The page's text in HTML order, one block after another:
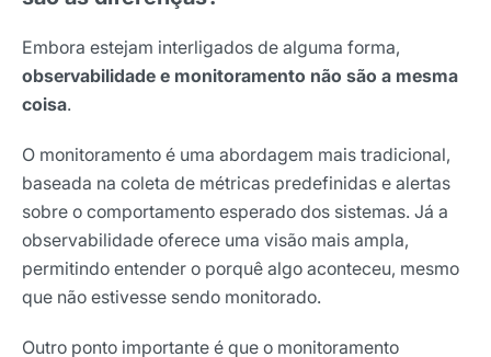
Embora estejam interligados de alguma forma,
observabilidade e monitoramento não são a mesma
coisa.
O monitoramento é uma abordagem mais tradicional,
baseada na coleta de métricas predefinidas e alertas
sobre o comportamento esperado dos sistemas. Já a
observabilidade oferece uma visão mais ampla,
permitindo entender o porquê algo aconteceu, mesmo
que não estivesse sendo monitorado.
Outro ponto importante é que o monitoramento